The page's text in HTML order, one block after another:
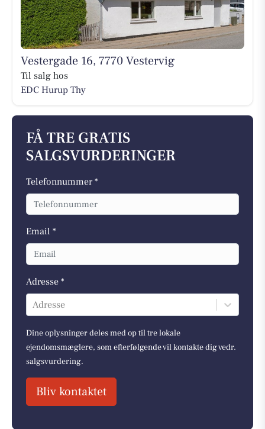
Vestergade 16, 7770 Vestervig
Til salg hos
EDC Hurup Thy
FÅ TRE GRATIS
SALGSVURDERINGER
Telefonnummer *
Email *
Adresse *
Adresse
Dine oplysninger deles med op til tre lokale
ejendomsmæglere, som efterfølgende vil kontakte dig vedr.
salgsvurdering.
Bliv kontaktet